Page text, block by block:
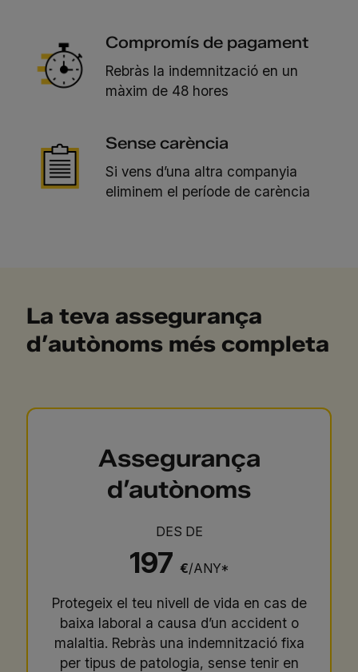
Compromís de pagament
Rebràs la indemnització en un
màxim de 48 hores
Sense carència
Si vens d’una altra companyia
eliminem el període de carència
La teva assegurança
d’autònoms més completa
Assegurança
d’autònoms
DES DE
197 €/ANY*
Protegeix el teu nivell de vida en cas de
baixa laboral a causa d’un accident o
malaltia. Rebràs una indemnització fixa
per tipus de patologia, sense tenir en